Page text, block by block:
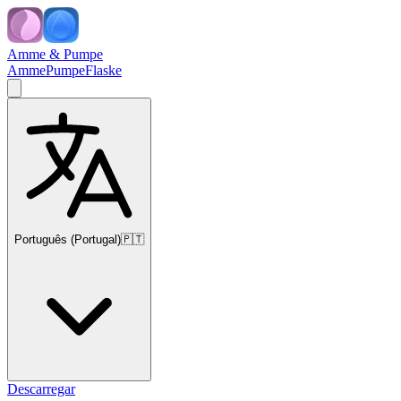
Amme & Pumpe
AmmePumpeFlaske
Português (Portugal)🇵🇹
Descarregar